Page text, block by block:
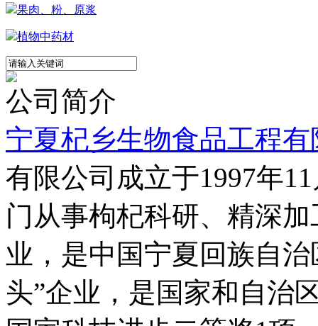
果肉、粉、原浆
植物中药材
公司简介
宁夏杞乡生物食品工程有
有限公司成立于1997年
门从事枸杞科研、精深
业，是中国宁夏回族自
头”企业，是国家和自治